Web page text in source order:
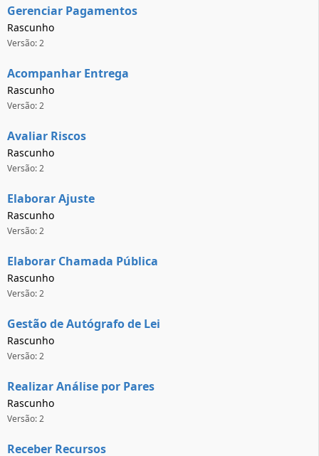
Gerenciar Pagamentos
Rascunho
Versão: 2
Acompanhar Entrega
Rascunho
Versão: 2
Avaliar Riscos
Rascunho
Versão: 2
Elaborar Ajuste
Rascunho
Versão: 2
Elaborar Chamada Pública
Rascunho
Versão: 2
Gestão de Autógrafo de Lei
Rascunho
Versão: 2
Realizar Análise por Pares
Rascunho
Versão: 2
Receber Recursos